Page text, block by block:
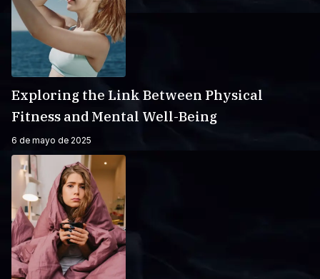
Exploring the Link Between Physical
Fitness and Mental Well-Being
6 de mayo de 2025